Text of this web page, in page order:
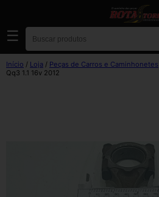
☰
Início / Loja / Peças de Carros e Caminhonetes
Qq3 1.1 16v 2012